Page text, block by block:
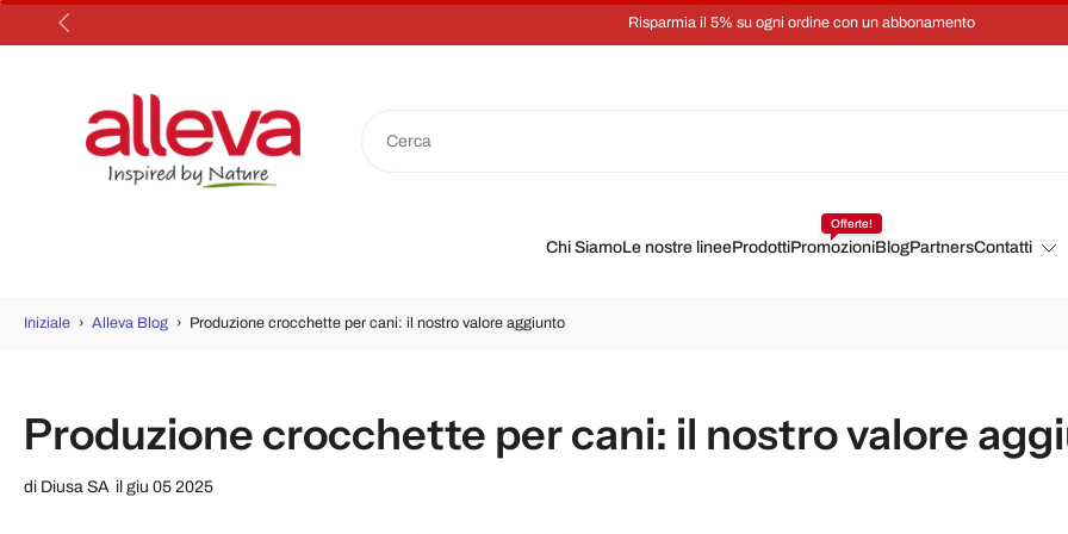
Salta
Risparmia il 5% su ogni ordine con un abbonamento
Chi SiamoLe nostre lineeProdottiPromozioni
Offerte!
BlogPartnersContatti
Iniziale › Alleva Blog › Produzione crocchette per cani: il nostro valore aggiunto
Produzione crocchette per cani: il nostro valore
di Diusa SA il giu 05 2025